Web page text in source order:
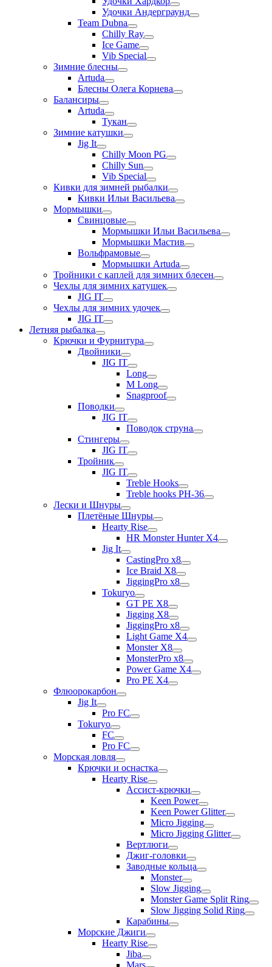
Удочки Андерграунд
Team Dubna
Chilly Ray
Ice Game
Vib Special
Зимние блесны
Artuda
Блесны Олега Корнева
Балансиры
Artuda
Тукан
Зимние катушки
Jig It
Chilly Moon PG
Chilly Sun
Vib Special
Кивки для зимней рыбалки
Кивки Ильи Васильева
Мормышки
Свинцовые
Мормышки Ильи Васильева
Мормышки Мастив
Вольфрамовые
Мормышки Artuda
Тройники с каплей для зимних блесен
Чехлы для зимних катушек
JIG IT
Чехлы для зимних удочек
JIG IT
Летняя рыбалка
Крючки и Фурнитура
Двойники
JIG IT
Long
M Long
Snagproof
Поводки
JIG IT
Поводок струна
Стингеры
JIG IT
Тройник
JIG IT
Treble Hooks
Treble hooks PH-36
Лески и Шнуры
Плетёные Шнуры
Hearty Rise
HR Monster Hunter X4
Jig It
CastingPro x8
Ice Braid X8
JiggingPro x8
Tokuryo
GT PE X8
Jigging X8
JiggingPro x8
Light Game X4
Monster X8
MonsterPro x8
Power Game X4
Pro PE X4
Флюорокарбон
Jig It
Pro FC
Tokuryo
FC
Pro FC
Морская ловля
Крючки и оснастка
Hearty Rise
Ассист-крючки
Keen Power
Keen Power Glitter
Micro Jigging
Micro Jigging Glitter
Вертлюги
Джиг-головки
Заводные кольца
Monster
Slow Jigging
Monster Game Split Ring
Slow Jigging Solid Ring
Карабины
Морские Джиги
Hearty Rise
Jiba